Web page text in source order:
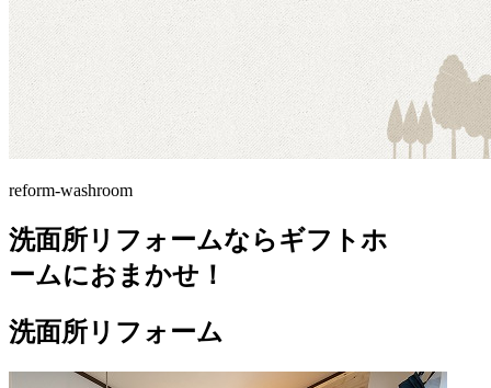
reform-washroom
洗面所リフォームならギフトホ
ームにおまかせ！
洗面所リフォーム